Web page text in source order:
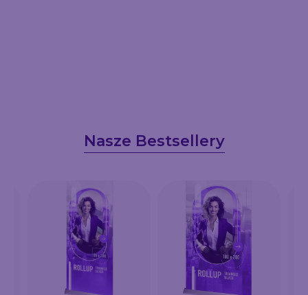
Nasze Bestsellery